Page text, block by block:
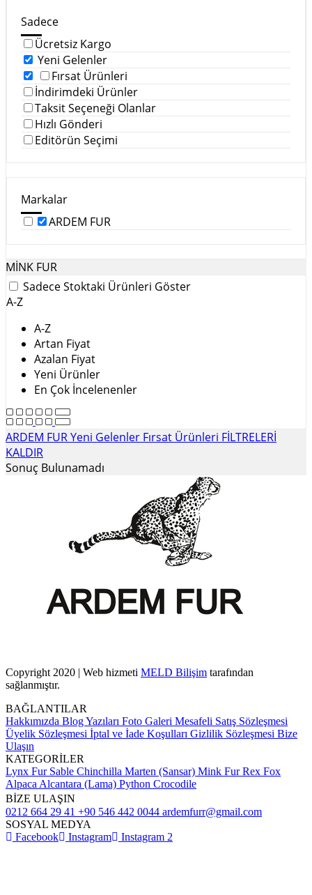
Sadece
Ücretsiz Kargo
Yeni Gelenler
Fırsat Ürünleri
İndirimdeki Ürünler
Taksit Seçeneği Olanlar
Hızlı Gönderi
Editörün Seçimi
Markalar
ARDEM FUR
MİNK FUR
Sadece Stoktaki Ürünleri Göster
A-Z
A-Z
Artan Fiyat
Azalan Fiyat
Yeni Ürünler
En Çok İncelenenler
ARDEM FURYeni Gelenler Fırsat Ürünleri FİLTRELERİ
KALDIR
Sonuç Bulunamadı
Copyright 2020 | Web hizmeti MELD Bilişim tarafından
sağlanmıştır.
BAĞLANTILAR
Hakkımızda Blog Yazıları Foto Galeri Mesafeli Satış Sözleşmesi
Üyelik Sözleşmesi İptal ve İade Koşulları Gizlilik Sözleşmesi Bize
Ulaşın
KATEGORİLER
Lynx FurSable Chinchilla Marten (Sansar) Mink FurRex Fox
Alpaca Alcantara (Lama) Python Crocodile
BİZE ULAŞIN
0212 664 29 41 +90 546 442 0044 ardemfurr@gmail.com
SOSYAL MEDYA
Facebook
Instagram Instagram 2